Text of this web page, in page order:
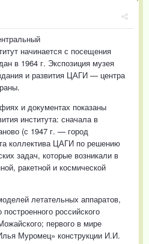
начинается с посещения
в 1964 г. Экспозиция музея
и развития ЦАГИ — центра
и документах показаны
института: сначала в
(с 1947 г. — город
коллектива ЦАГИ по решению
задач, которые возникали в
ракетной и космической
летательных аппаратов,
российского
первого в мире
Муромец» конструкции И.И.